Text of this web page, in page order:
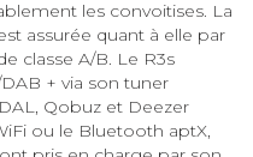
les convoitises. La
assurée quant à elle par
classe A/B. Le R3s
+ via son tuner
Qobuz et Deezer
ou le Bluetooth aptX,